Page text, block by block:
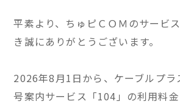
平素より、ちゅピＣＯＭのサービ
き誠にありがとうございます。
2026年8月1日から、ケーブルプラ
号案内サービス「104」の利用料